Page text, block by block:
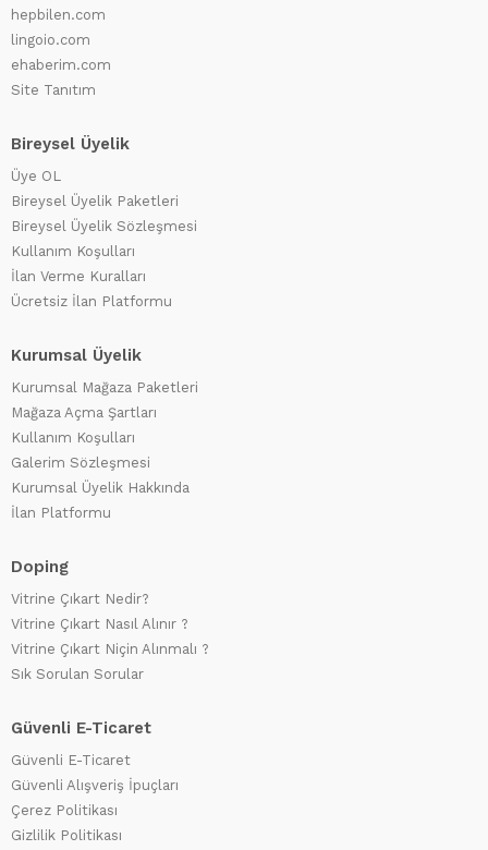
hepbilen.com
lingoio.com
ehaberim.com
Site Tanıtım
Bireysel Üyelik
Üye OL
Bireysel Üyelik Paketleri
Bireysel Üyelik Sözleşmesi
Kullanım Koşulları
İlan Verme Kuralları
Ücretsiz İlan Platformu
Kurumsal Üyelik
Kurumsal Mağaza Paketleri
Mağaza Açma Şartları
Kullanım Koşulları
Galerim Sözleşmesi
Kurumsal Üyelik Hakkında
İlan Platformu
Doping
Vitrine Çıkart Nedir?
Vitrine Çıkart Nasıl Alınır ?
Vitrine Çıkart Niçin Alınmalı ?
Sık Sorulan Sorular
Güvenli E-Ticaret
Güvenli E-Ticaret
Güvenli Alışveriş İpuçları
Çerez Politikası
Gizlilik Politikası